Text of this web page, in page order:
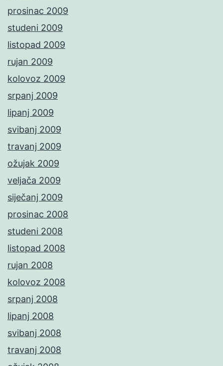
prosinac 2009
studeni 2009
listopad 2009
rujan 2009
kolovoz 2009
srpanj 2009
lipanj 2009
svibanj 2009
travanj 2009
ožujak 2009
veljača 2009
siječanj 2009
prosinac 2008
studeni 2008
listopad 2008
rujan 2008
kolovoz 2008
srpanj 2008
lipanj 2008
svibanj 2008
travanj 2008